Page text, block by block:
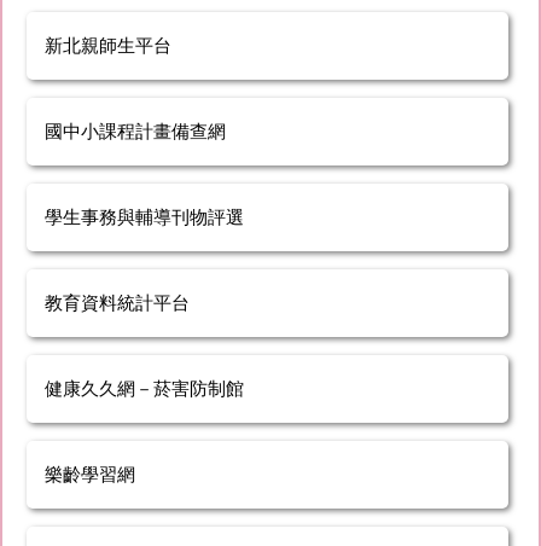
新北親師生平台
國中小課程計畫備查網
學生事務與輔導刊物評選
教育資料統計平台
健康久久網－菸害防制館
樂齡學習網